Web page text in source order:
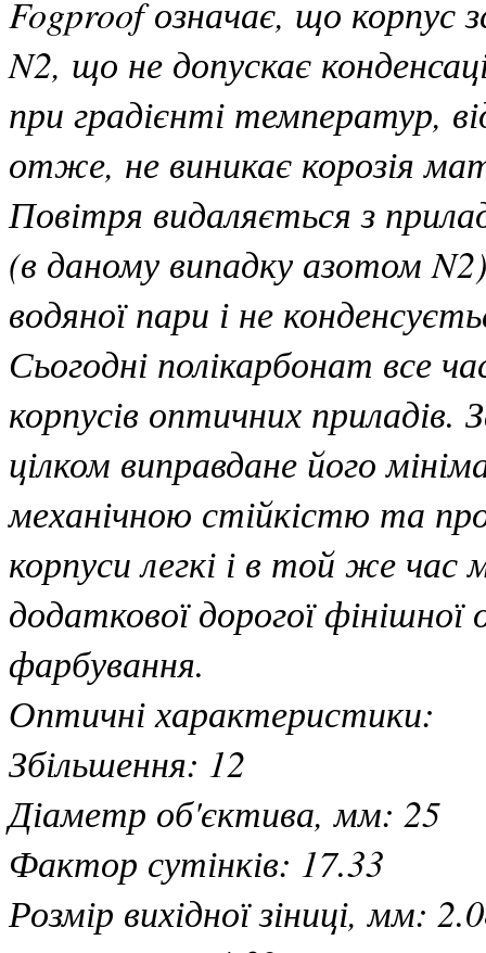
Fogproof означає, що корпус
N2, що не допускає
при градієнті температур,
отже, не виникає корозія
Повітря видаляється з
(в даному випадку азотом
водяної пари і не
Сьогодні полікарбонат все
корпусів оптичних приладів.
цілком виправдане його
механічною стійкістю та
корпуси легкі і в той же
додаткової дорогої
фарбування.
Оптичні характеристики:
Збільшення: 12
Діаметр об'єктива, мм: 25
Фактор сутінків: 17.33
Розмір вихідної зіниці, мм: